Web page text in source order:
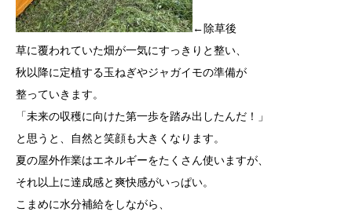
←除草後
草に覆われていた畑が一気にすっきりと整い、
秋以降に定植する玉ねぎやジャガイモの準備が
整っていきます。
「未来の収穫に向けた第一歩を踏み出したんだ！」
と思うと、自然と笑顔も大きくなります。
夏の屋外作業はエネルギーをたくさん使いますが、
それ以上に達成感と爽快感がいっぱい。
こまめに水分補給をしながら、